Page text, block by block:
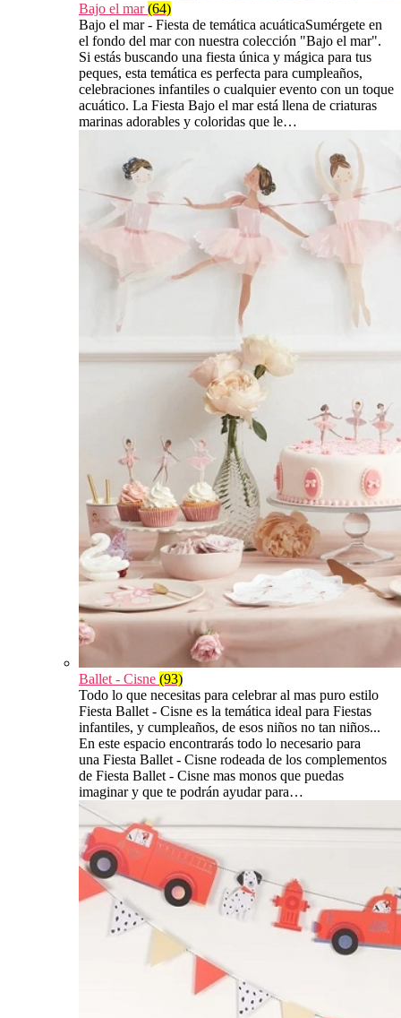
Bajo el mar(64)
Bajo el mar - Fiesta de temática acuáticaSumérgete en
el fondo del mar con nuestra colección "Bajo el mar".
Si estás buscando una fiesta única y mágica para tus
peques, esta temática es perfecta para cumpleaños,
celebraciones infantiles o cualquier evento con un toque
acuático. La Fiesta Bajo el mar está llena de criaturas
marinas adorables y coloridas que le…
Ballet - Cisne (93)
Todo lo que necesitas para celebrar al mas puro estilo
Fiesta Ballet - Cisne es la temática ideal para Fiestas
infantiles, y cumpleaños, de esos niños no tan niños...
En este espacio encontrarás todo lo necesario para
una Fiesta Ballet - Cisne rodeada de los complementos
de Fiesta Ballet - Cisne mas monos que puedas
imaginar y que te podrán ayudar para…